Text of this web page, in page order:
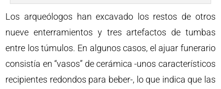
Los arqueólogos han excavado los restos de otros
nueve enterramientos y tres artefactos de tumbas
entre los túmulos. En algunos casos, el ajuar funerario
consistía en “vasos” de cerámica -unos característicos
recipientes redondos para beber-, lo que indica que las